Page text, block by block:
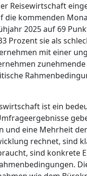
Reisewirtschaft
die kommenden
2025 auf 69
Prozent sie als
mit einer
ist ein
und eine Mehrheit
rechnet, sind
sind konkrete